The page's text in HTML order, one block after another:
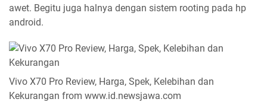
awet. Begitu juga halnya dengan sistem rooting pada hp
android.
Vivo X70 Pro Review, Harga, Spek, Kelebihan dan
Kekurangan from www.id.newsjawa.com